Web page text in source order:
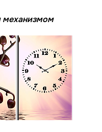
механизмом